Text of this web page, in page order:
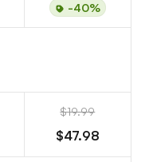
-40%
$19.99
$47.98